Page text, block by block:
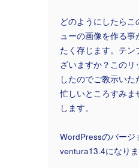
どのようにしたら
ューの画像を作る
たく存じます。テ
ざいますか？このリ
したのでご教示い
忙しいところすみま
します。
WordPressのバージ
ventura13.4になりま